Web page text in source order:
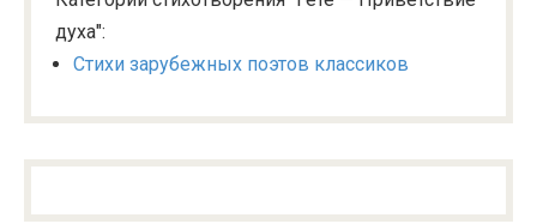
духа":
Стихи зарубежных поэтов классиков